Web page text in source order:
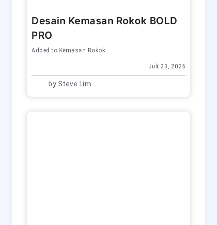
Desain Kemasan Rokok BOLD
PRO
Added to Kemasan Rokok
Juli 23, 2026
by Steve Lim